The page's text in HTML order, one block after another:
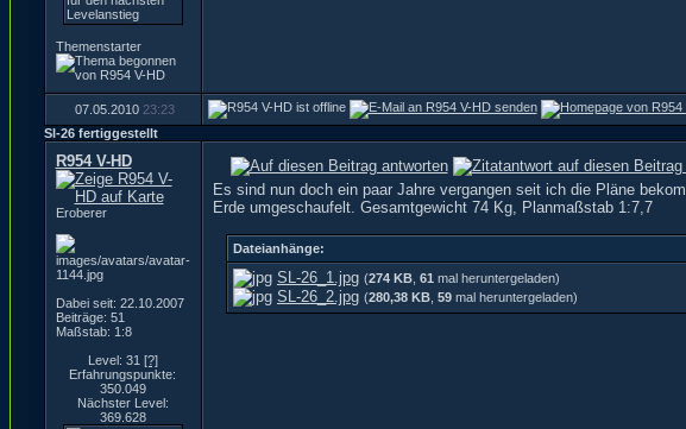
Themenstarter
07.05.2010 23:23
Sl-26 fertiggestellt
R954 V-HD
Eroberer
Dabei seit: 22.10.2007
Beiträge: 51
Maßstab: 1:8
Level: 31 [?]
Erfahrungspunkte:
350.049
Nächster Level:
369.628
Es sind nun doch ein paar Jahre vergangen seit ich die Pläne
Erde umgeschaufelt. Gesamtgewicht 74 Kg, Planmaßstab 1:7,7
Dateianhänge:
SL-26_1.jpg (274 KB 61 mal heruntergeladen)
SL-26_2.jpg (280,38 KB 59 mal heruntergeladen)